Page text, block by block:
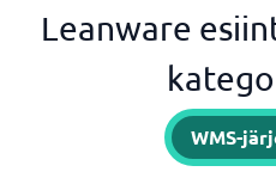
Leanware
WMS-